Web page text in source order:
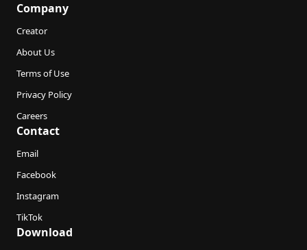
Company
Creator
About Us
Terms of Use
Privacy Policy
Careers
Contact
Email
Facebook
Instagram
TikTok
Download